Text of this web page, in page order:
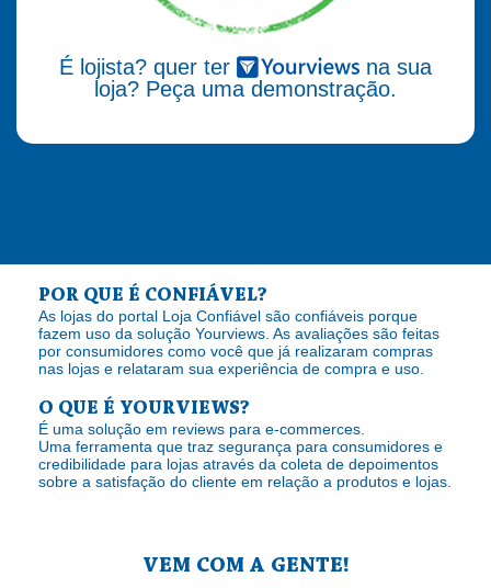
É lojista? quer ter
na sua
loja? Peça uma demonstração.
POR QUE É CONFIÁVEL?
As lojas do portal Loja Confiável são confiáveis porque
fazem uso da solução Yourviews. As avaliações são feitas
por consumidores como você que já realizaram compras
nas lojas e relataram sua experiência de compra e uso.
O QUE É YOURVIEWS?
É uma solução em reviews para e-commerces.
Uma ferramenta que traz segurança para consumidores e
credibilidade para lojas através da coleta de depoimentos
sobre a satisfação do cliente em relação a produtos e lojas.
VEM COM A GENTE!